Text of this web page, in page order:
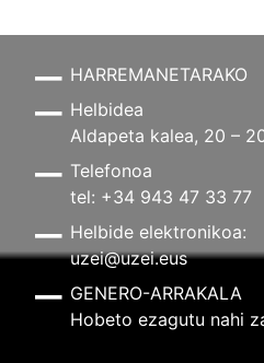
HARREMANETARAKO
Helbidea
Aldapeta kalea, 20 –
Telefonoa
tel: +34 943 47 33 77
Helbide elektronikoa:
uzei@uzei.eus
GENERO-ARRAKALA
Hobeto ezagutu nahi